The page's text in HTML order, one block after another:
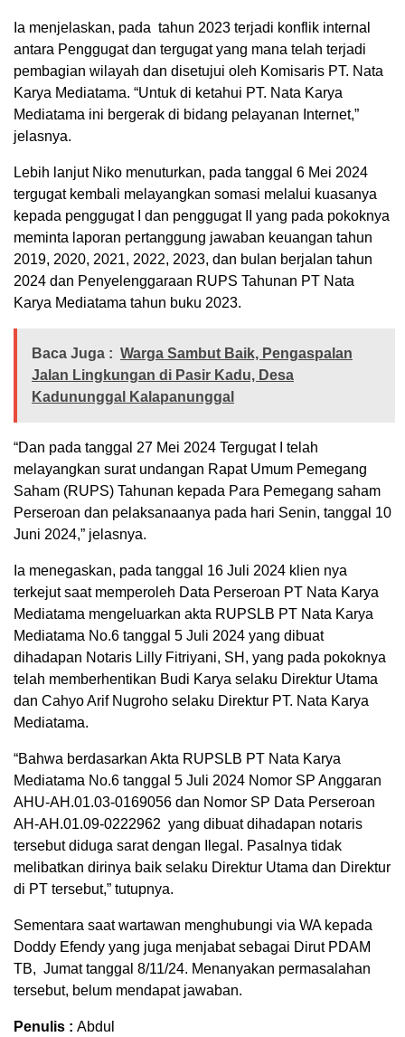
Ia menjelaskan, pada tahun 2023 terjadi konflik internal
antara Penggugat dan tergugat yang mana telah terjadi
pembagian wilayah dan disetujui oleh Komisaris PT. Nata
Karya Mediatama. “Untuk di ketahui PT. Nata Karya
Mediatama ini bergerak di bidang pelayanan Internet,”
jelasnya.
Lebih lanjut Niko menuturkan, pada tanggal 6 Mei 2024
tergugat kembali melayangkan somasi melalui kuasanya
kepada penggugat I dan penggugat II yang pada pokoknya
meminta laporan pertanggung jawaban keuangan tahun
2019, 2020, 2021, 2022, 2023, dan bulan berjalan tahun
2024 dan Penyelenggaraan RUPS Tahunan PT Nata
Karya Mediatama tahun buku 2023.
Baca Juga : Warga Sambut Baik, Pengaspalan
Jalan Lingkungan di Pasir Kadu, Desa
Kadununggal Kalapanunggal
“Dan pada tanggal 27 Mei 2024 Tergugat I telah
melayangkan surat undangan Rapat Umum Pemegang
Saham (RUPS) Tahunan kepada Para Pemegang saham
Perseroan dan pelaksanaanya pada hari Senin, tanggal 10
Juni 2024,” jelasnya.
Ia menegaskan, pada tanggal 16 Juli 2024 klien nya
terkejut saat memperoleh Data Perseroan PT Nata Karya
Mediatama mengeluarkan akta RUPSLB PT Nata Karya
Mediatama No.6 tanggal 5 Juli 2024 yang dibuat
dihadapan Notaris Lilly Fitriyani, SH, yang pada pokoknya
telah memberhentikan Budi Karya selaku Direktur Utama
dan Cahyo Arif Nugroho selaku Direktur PT. Nata Karya
Mediatama.
“Bahwa berdasarkan Akta RUPSLB PT Nata Karya
Mediatama No.6 tanggal 5 Juli 2024 Nomor SP Anggaran
AHU-AH.01.03-0169056 dan Nomor SP Data Perseroan
AH-AH.01.09-0222962 yang dibuat dihadapan notaris
tersebut diduga sarat dengan Ilegal. Pasalnya tidak
melibatkan dirinya baik selaku Direktur Utama dan Direktur
di PT tersebut,” tutupnya.
Sementara saat wartawan menghubungi via WA kepada
Doddy Efendy yang juga menjabat sebagai Dirut PDAM
TB, Jumat tanggal 8/11/24. Menanyakan permasalahan
tersebut, belum mendapat jawaban.
Penulis : Abdul